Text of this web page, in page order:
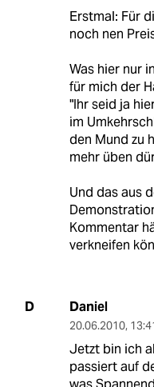
Erstmal: Für
noch nen
Was hier nur
für mich der
"Ihr seid ja
im
den Mund zu
mehr üben
Und das aus
Kommentar
verkneifen
D Daniel
20.06.2010,
Jetzt bin ich
passiert auf